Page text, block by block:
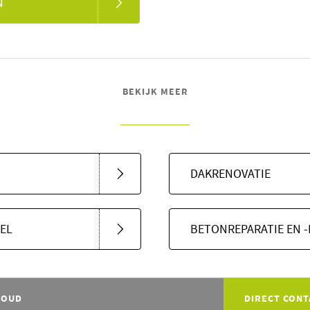
BEKIJK MEER
DAKRENOVATIE
BETONREPARATIE EN
DIRECT